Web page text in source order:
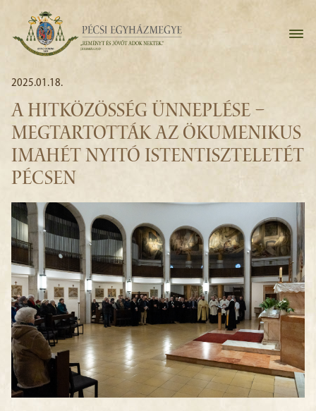
2025.01.18.
A HITKÖZÖSSÉG ÜNNEPLÉSE –
MEGTARTOTTÁK AZ ÖKUMENIKUS
IMAHÉT NYITÓ ISTENTISZTELETÉT
PÉCSEN